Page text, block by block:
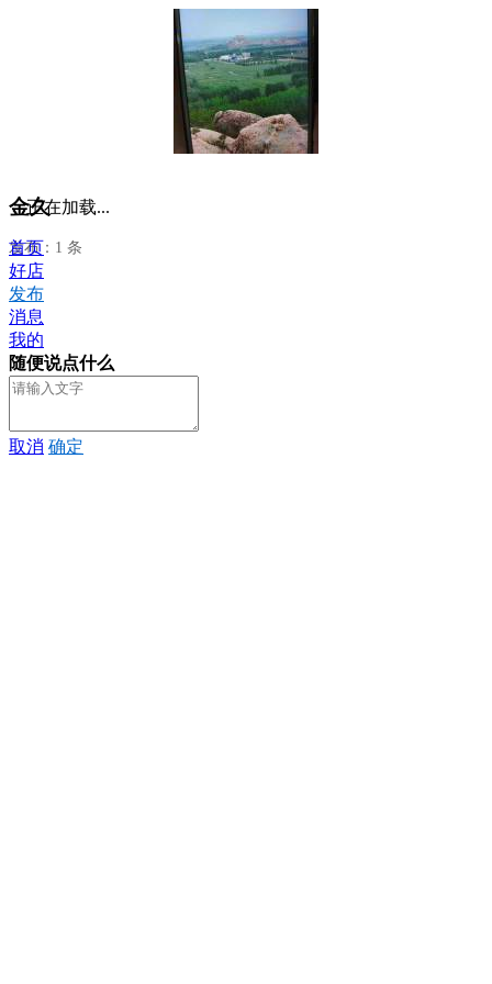
金久
发布：1 条
正在加载...
首页
好店
发布
消息
我的
随便说点什么
取消 确定